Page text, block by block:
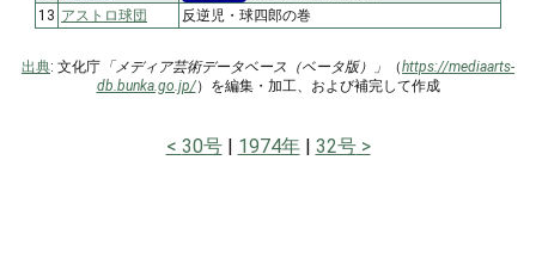
13 アストロ球団 反逆児・球四郎の巻
出典: 文化庁 「メディア芸術データベース（ベータ版）」 （https://mediaarts-
db.bunka.go.jp/）を編集・加工、および補完して作成
30号 1974年 32号